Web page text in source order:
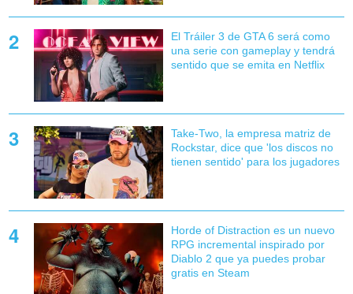
El Tráiler 3 de GTA 6 será como
una serie con gameplay y tendrá
sentido que se emita en Netflix
Take-Two, la empresa matriz de
Rockstar, dice que 'los discos no
tienen sentido' para los jugadores
Horde of Distraction es un nuevo
RPG incremental inspirado por
Diablo 2 que ya puedes probar
gratis en Steam